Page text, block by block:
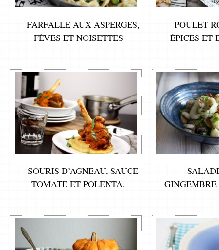
FARFALLE AUX ASPERGES,
FÈVES ET NOISETTES
POULET
ÉPICES ET
SOURIS D’AGNEAU, SAUCE
TOMATE ET POLENTA.